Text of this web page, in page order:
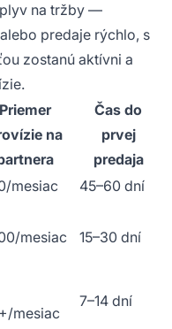
na tržby —
predaje rýchlo, s
zostanú aktívni a
Priemer
na
Čas do
prvej
predaja
mesiac
45–60 dní
mesiac 15–30 dní
mesiac
7–14 dní